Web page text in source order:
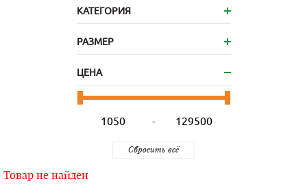
КАТЕГОРИЯ
РАЗМЕР
ЦЕНА
-
Товар не найден